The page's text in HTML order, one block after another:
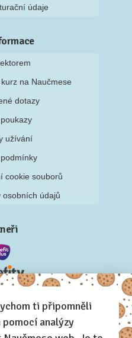
údaje
na Naučmese
dotazy
užívání
cookie souborů
osobních údajů
ti připomněli
analýzy